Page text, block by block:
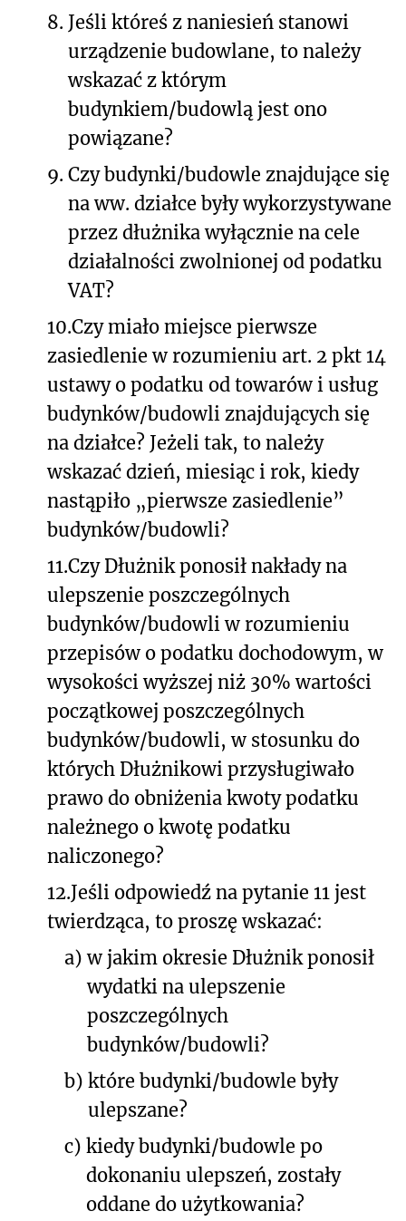
8. Jeśli któreś z naniesień stanowi
urządzenie budowlane, to należy
wskazać z którym
budynkiem/budowlą jest ono
powiązane?
9. Czy budynki/budowle znajdujące się
na ww. działce były wykorzystywane
przez dłużnika wyłącznie na cele
działalności zwolnionej od podatku
VAT?
10.Czy miało miejsce pierwsze
zasiedlenie w rozumieniu art. 2 pkt 14
ustawy o podatku od towarów i usług
budynków/budowli znajdujących się
na działce? Jeżeli tak, to należy
wskazać dzień, miesiąc i rok, kiedy
nastąpiło „pierwsze zasiedlenie”
budynków/budowli?
11.Czy Dłużnik ponosił nakłady na
ulepszenie poszczególnych
budynków/budowli w rozumieniu
przepisów o podatku dochodowym, w
wysokości wyższej niż 30% wartości
początkowej poszczególnych
budynków/budowli, w stosunku do
których Dłużnikowi przysługiwało
prawo do obniżenia kwoty podatku
należnego o kwotę podatku
naliczonego?
12.Jeśli odpowiedź na pytanie 11 jest
twierdząca, to proszę wskazać:
a) w jakim okresie Dłużnik ponosił
wydatki na ulepszenie
poszczególnych
budynków/budowli?
b) które budynki/budowle były
ulepszane?
c) kiedy budynki/budowle po
dokonaniu ulepszeń, zostały
oddane do użytkowania?